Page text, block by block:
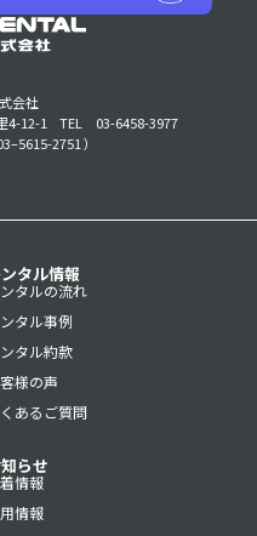
会社
4-12-1
TEL 03-6458-3977
2751 ）
ンタル情報
タルの流れ
タル事例
タル約款
様の声
あるご質問
らせ
情報
情報